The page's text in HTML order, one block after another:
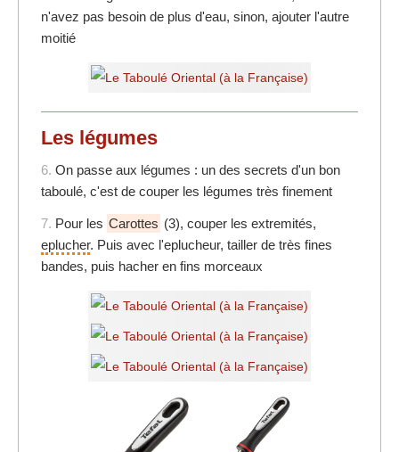
n'avez pas besoin de plus d'eau, sinon, ajouter l'autre
moitié
Les légumes
6. On passe aux légumes : un des secrets d'un bon
taboulé, c'est de couper les légumes très finement
7. Pour les Carottes (3), couper les extremités,
eplucher. Puis avec l'eplucheur, tailler de très fines
bandes, puis hacher en fins morceaux